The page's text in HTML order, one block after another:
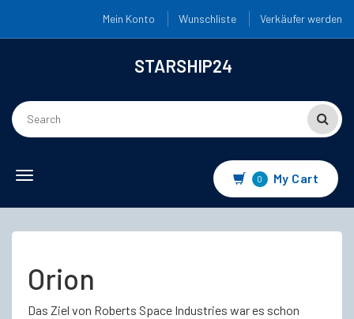
Mein Konto Wunschliste Verkäufer werden
STARSHIP24
Toggle
0 My Cart
Orion
Das Ziel von Roberts Space Industries war es schon